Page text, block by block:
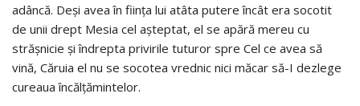
adâncă. Deși avea în ființa lui atâta putere încât era socotit
de unii drept Mesia cel așteptat, el se apără mereu cu
strășnicie și îndrepta privirile tuturor spre Cel ce avea să
vină, Căruia el nu se socotea vrednic nici măcar să-I dezlege
cureaua încălțămintelor.